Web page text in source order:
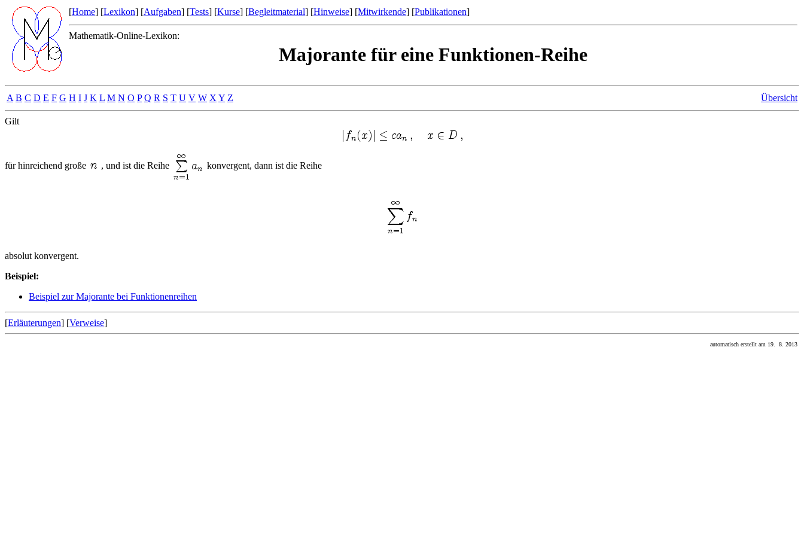
[Home] [Lexikon] [Aufgaben] [Tests] [Kurse] [Begleitmaterial] [Hinweise] [Mitwirkende] [Publikationen]
Mathematik-Online-Lexikon:
Majorante für eine Funktionen-Reihe
A B C D E F G H I J K L M N O P Q R S T U V W X Y Z Übersicht
Gilt
für hinreichend große , und ist die Reihe konvergent, dann ist die Reihe
absolut konvergent.
Beispiel:
Beispiel zur Majorante bei Funktionenreihen
[Erläuterungen] [Verweise]
automatisch erstellt am 19. 8. 2013